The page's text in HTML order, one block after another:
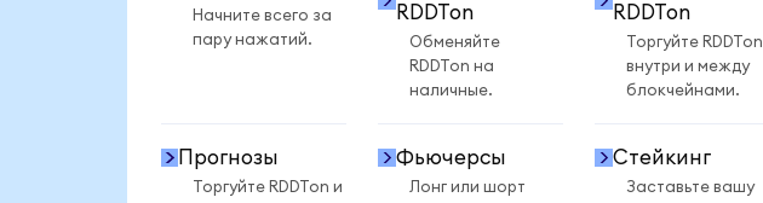
Начните всего за
пару нажатий.
RDDTon
Обменяйте
RDDTon на
наличные.
RDDTon
Торгуйте RDDTon
внутри и между
блокчейнами.
Прогнозы
Торгуйте RDDTon и
Фьючерсы
Лонг или шорт
Стейкинг
Заставьте вашу